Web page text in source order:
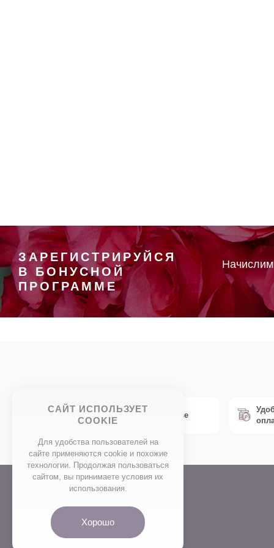
ЗАРЕГИСТРИРУЙСЯ
В БОНУСНОЙ
ПРОГРАММЕ
Экспресс доставка по Москве
САЙТ ИСПОЛЬЗУЕТ
COOKIE
Для удобства пользователей на
сайте применяются сookie и похожие
технологии. Продолжая пользоваться
сайтом, вы принимаете условия их
использования.
Хорошо